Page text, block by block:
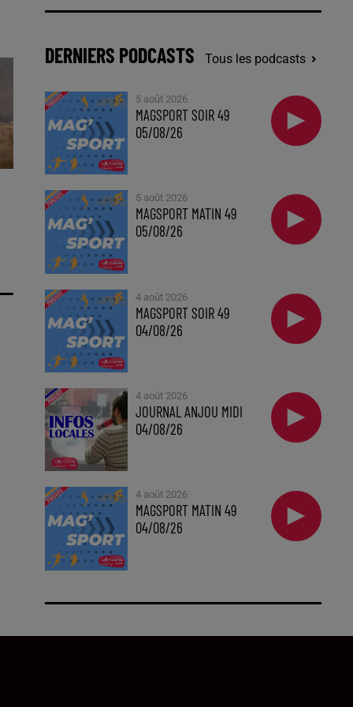
DERNIERS PODCASTS Tous les podcasts
5 août 2026
MAGSPORT SOIR 49
05/08/26
5 août 2026
MAGSPORT MATIN 49
05/08/26
4 août 2026
MAGSPORT SOIR 49
04/08/26
4 août 2026
JOURNAL ANJOU MIDI
04/08/26
4 août 2026
MAGSPORT MATIN 49
04/08/26